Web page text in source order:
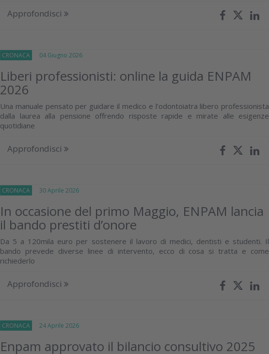
Approfondisci
CRONACA 04 Giugno 2026
Liberi professionisti: online la guida ENPAM
2026
Una manuale pensato per guidare il medico e l’odontoiatra libero professionista
dalla laurea alla pensione offrendo risposte rapide e mirate alle esigenze
quotidiane
Approfondisci
CRONACA 30 Aprile 2026
In occasione del primo Maggio, ENPAM lancia
il bando prestiti d’onore
Da 5 a 120mila euro per sostenere il lavoro di medici, dentisti e studenti. Il
bando prevede diverse linee di intervento, ecco di cosa si tratta e come
richiederlo
Approfondisci
CRONACA 24 Aprile 2026
Enpam approvato il bilancio consultivo 2025